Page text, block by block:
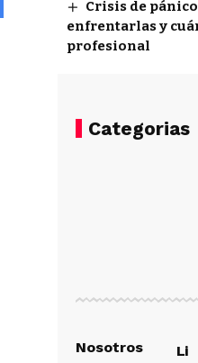
Crisis de
enfrentarlas y
profesional
Categorias
Nosotros
Li